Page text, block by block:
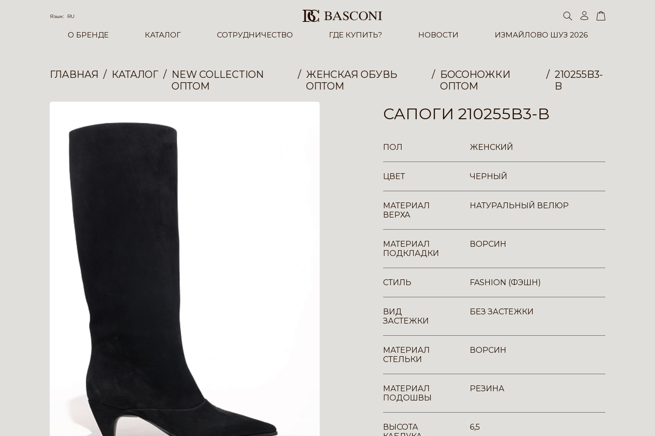
Язык: RU
О БРЕНДЕ КАТАЛОГ СОТРУДНИЧЕСТВО ГДЕ КУПИТЬ? НОВОСТИ ИЗМАЙЛОВО ШУЗ 2026
ГЛАВНАЯ КАТАЛОГ
NEW COLLECTION
ОПТОМ
ЖЕНСКАЯ ОБУВЬ
ОПТОМ
БОСОНОЖКИ
ОПТОМ
210255B3-
B
САПОГИ 210255B3-B
ПОЛ ЖЕНСКИЙ
ЦВЕТ ЧЕРНЫЙ
МАТЕРИАЛ
ВЕРХА
НАТУРАЛЬНЫЙ ВЕЛЮР
МАТЕРИАЛ
ПОДКЛАДКИ
ВОРСИН
СТИЛЬ FASHION (ФЭШН)
ВИД
ЗАСТЕЖКИ
БЕЗ ЗАСТЕЖКИ
МАТЕРИАЛ
СТЕЛЬКИ
ВОРСИН
МАТЕРИАЛ
ПОДОШВЫ
РЕЗИНА
ВЫСОТА
6,5